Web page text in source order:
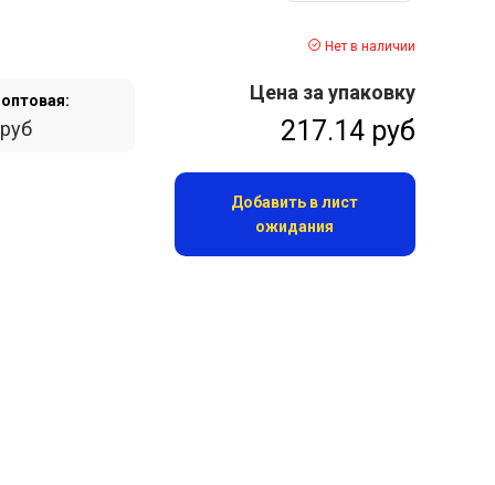
Нет в наличии
Цена за упаковку
217.14 руб
Добавить в лист
ожидания